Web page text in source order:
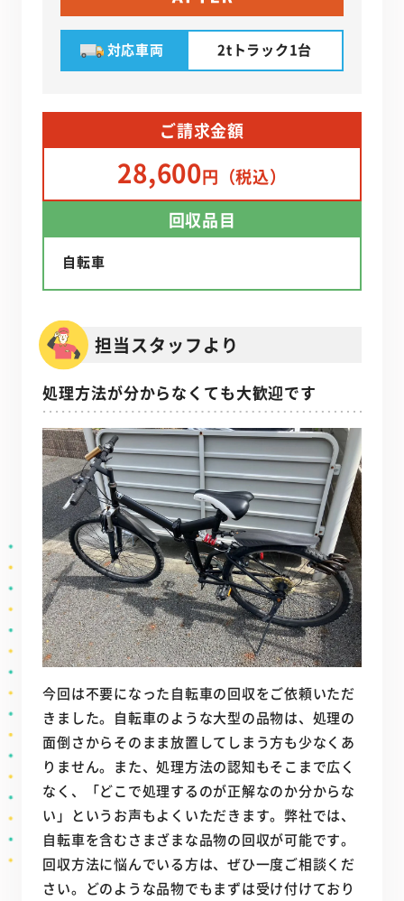
対応車両 2tトラック1台
ご請求金額
28,600円（税込）
回収品目
自転車
担当スタッフより
処理方法が分からなくても大歓迎です
今回は不要になった自転車の回収をご依頼いただ
きました。自転車のような大型の品物は、処理の
面倒さからそのまま放置してしまう方も少なくあ
りません。また、処理方法の認知もそこまで広く
なく、「どこで処理するのが正解なのか分からな
い」というお声もよくいただきます。弊社では、
自転車を含むさまざまな品物の回収が可能です。
回収方法に悩んでいる方は、ぜひ一度ご相談くだ
さい。どのような品物でもまずは受け付けており